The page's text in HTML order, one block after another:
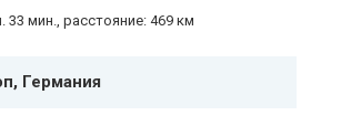
33 мин., расстояние: 469 км
Германия